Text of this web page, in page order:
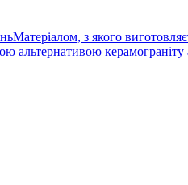
з якого
альтернативою